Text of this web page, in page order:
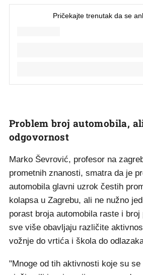
Problem broj automobila,
odgovornost
Marko Ševrović, profesor na
prometnih znanosti, smatra da je
automobila glavni uzrok čestih
kolapsa u Zagrebu, ali ne nužno
porast broja automobila raste i broj
sve više obavljaju različite
vožnje do vrtića i škola do
"Mnoge od tih aktivnosti koje su se